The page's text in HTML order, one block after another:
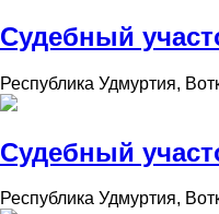
Судебный
Республика Удмуртия,
Судебный
Республика Удмуртия,